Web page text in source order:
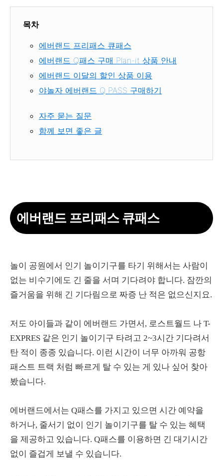
목차
에버랜드 프리패스 큐패스
에버랜드 Q패스 구매 Plan-it 상품 안내
에버랜드 이달의 할인 상품 이용
야놀자 에버랜드 Q PASS 구매하기
자주 묻는 질문
함께 보면 좋은 글
에버랜드 프리패스 큐패스
놀이 공원에서 인기 놀이기구를 타기 위해서는 사람이
없는 비수기에도 긴 줄을 서며 기다려야 합니다. 잠깐의
즐거움을 위해 긴 기다림으로 짜증 난 적은 없으신지요.
저도 아이들과 같이 에버랜드 가면서, 로스트월드 나 T-
EXPRES 같은 인기 놀이기구 타려고 2~3시간 기다려서
탄 적이 종종 있습니다. 이런 시간이 너무 아까워 공항
패스트 트랙 처럼 빠르게 탈 수 있는 게 있나 싶어 찾아
봤습니다.
에버랜드에서는 Q패스를 가지고 있으면 시간 예약을
하거나, 줄서기 없이 인기 놀이기구를 탈 수 있는 혜택
을 제공하고 있습니다. Q패스를 이용하면 긴 대기시간
없이 즐겁게 보낼 수 있습니다.